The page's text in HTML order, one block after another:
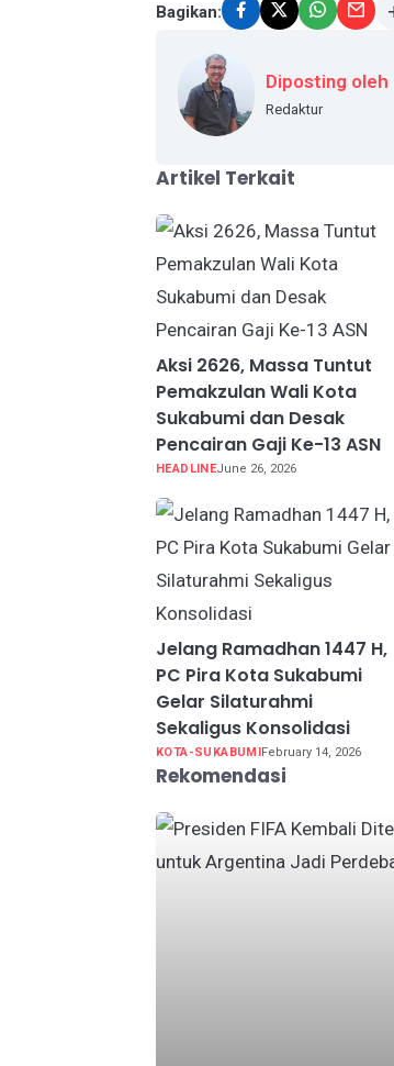
Bagikan:
Diposting oleh
Redaktur
Artikel Terkait
Aksi 2626, Massa Tuntut
Pemakzulan Wali Kota
Sukabumi dan Desak
Pencairan Gaji Ke-13 ASN
HEADLINEJune 26, 2026
Jelang Ramadhan 1447 H,
PC Pira Kota Sukabumi
Gelar Silaturahmi
Sekaligus Konsolidasi
KOTA-SUKABUMIFebruary 14, 2026
Rekomendasi